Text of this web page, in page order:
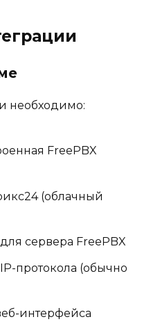
необходимо:
FreePBX
(облачный
сервера FreePBX
протокола (обычно
интерфейса